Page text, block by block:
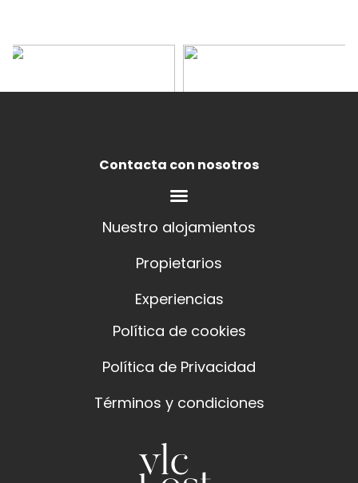
Contacta con nosotros
Nuestro alojamientos
Propietarios
Experiencias
Política de cookies
Política de Privacidad
Términos y condiciones